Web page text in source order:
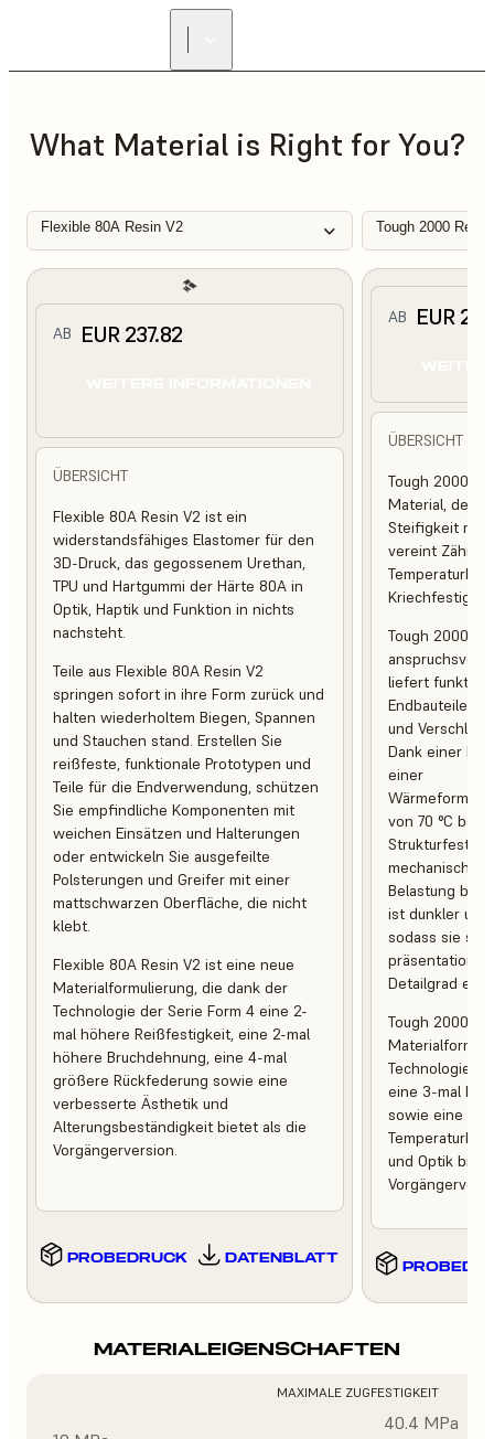
What Material is Right for You?
Flexible 80A Resin V2 Tough 2000
AB EUR 237.82
ÜBERSICHT
Flexible 80A Resin V2 ist ein
widerstandsfähiges Elastomer für den
3D-Druck, das gegossenem Urethan,
TPU und Hartgummi der Härte 80A in
Optik, Haptik und Funktion in nichts
nachsteht.
Teile aus Flexible 80A Resin V2
springen sofort in ihre Form zurück und
halten wiederholtem Biegen, Spannen
und Stauchen stand. Erstellen Sie
reißfeste, funktionale Prototypen und
Teile für die Endverwendung, schützen
Sie empfindliche Komponenten mit
weichen Einsätzen und Halterungen
oder entwickeln Sie ausgefeilte
Polsterungen und Greifer mit einer
mattschwarzen Oberfläche, die nicht
klebt.
Flexible 80A Resin V2 ist eine neue
Materialformulierung, die dank der
Technologie der Serie Form 4 eine 2-
mal höhere Reißfestigkeit, eine 2-mal
höhere Bruchdehnung, eine 4-mal
größere Rückfederung sowie eine
verbesserte Ästhetik und
Alterungsbeständigkeit bietet als die
Vorgängerversion.
PROBEDRUCK DATENBLATT
AB EUR
ÜBERSICHT
Tough 2000
Material,
Steifigkeit mit
vereint
Tough 2000
liefert
Endbauteile,
und
Dank einer
einer
von 70 °C
mechanischer
Belastung bei.
ist dunkler
sodass sie
Detailgrad
Tough 2000
Technologie
eine 3-mal
sowie eine
und Optik
MATERIALEIGENSCHAFTEN
MAXIMALE ZUGFESTIGKEIT
40.4 MPa